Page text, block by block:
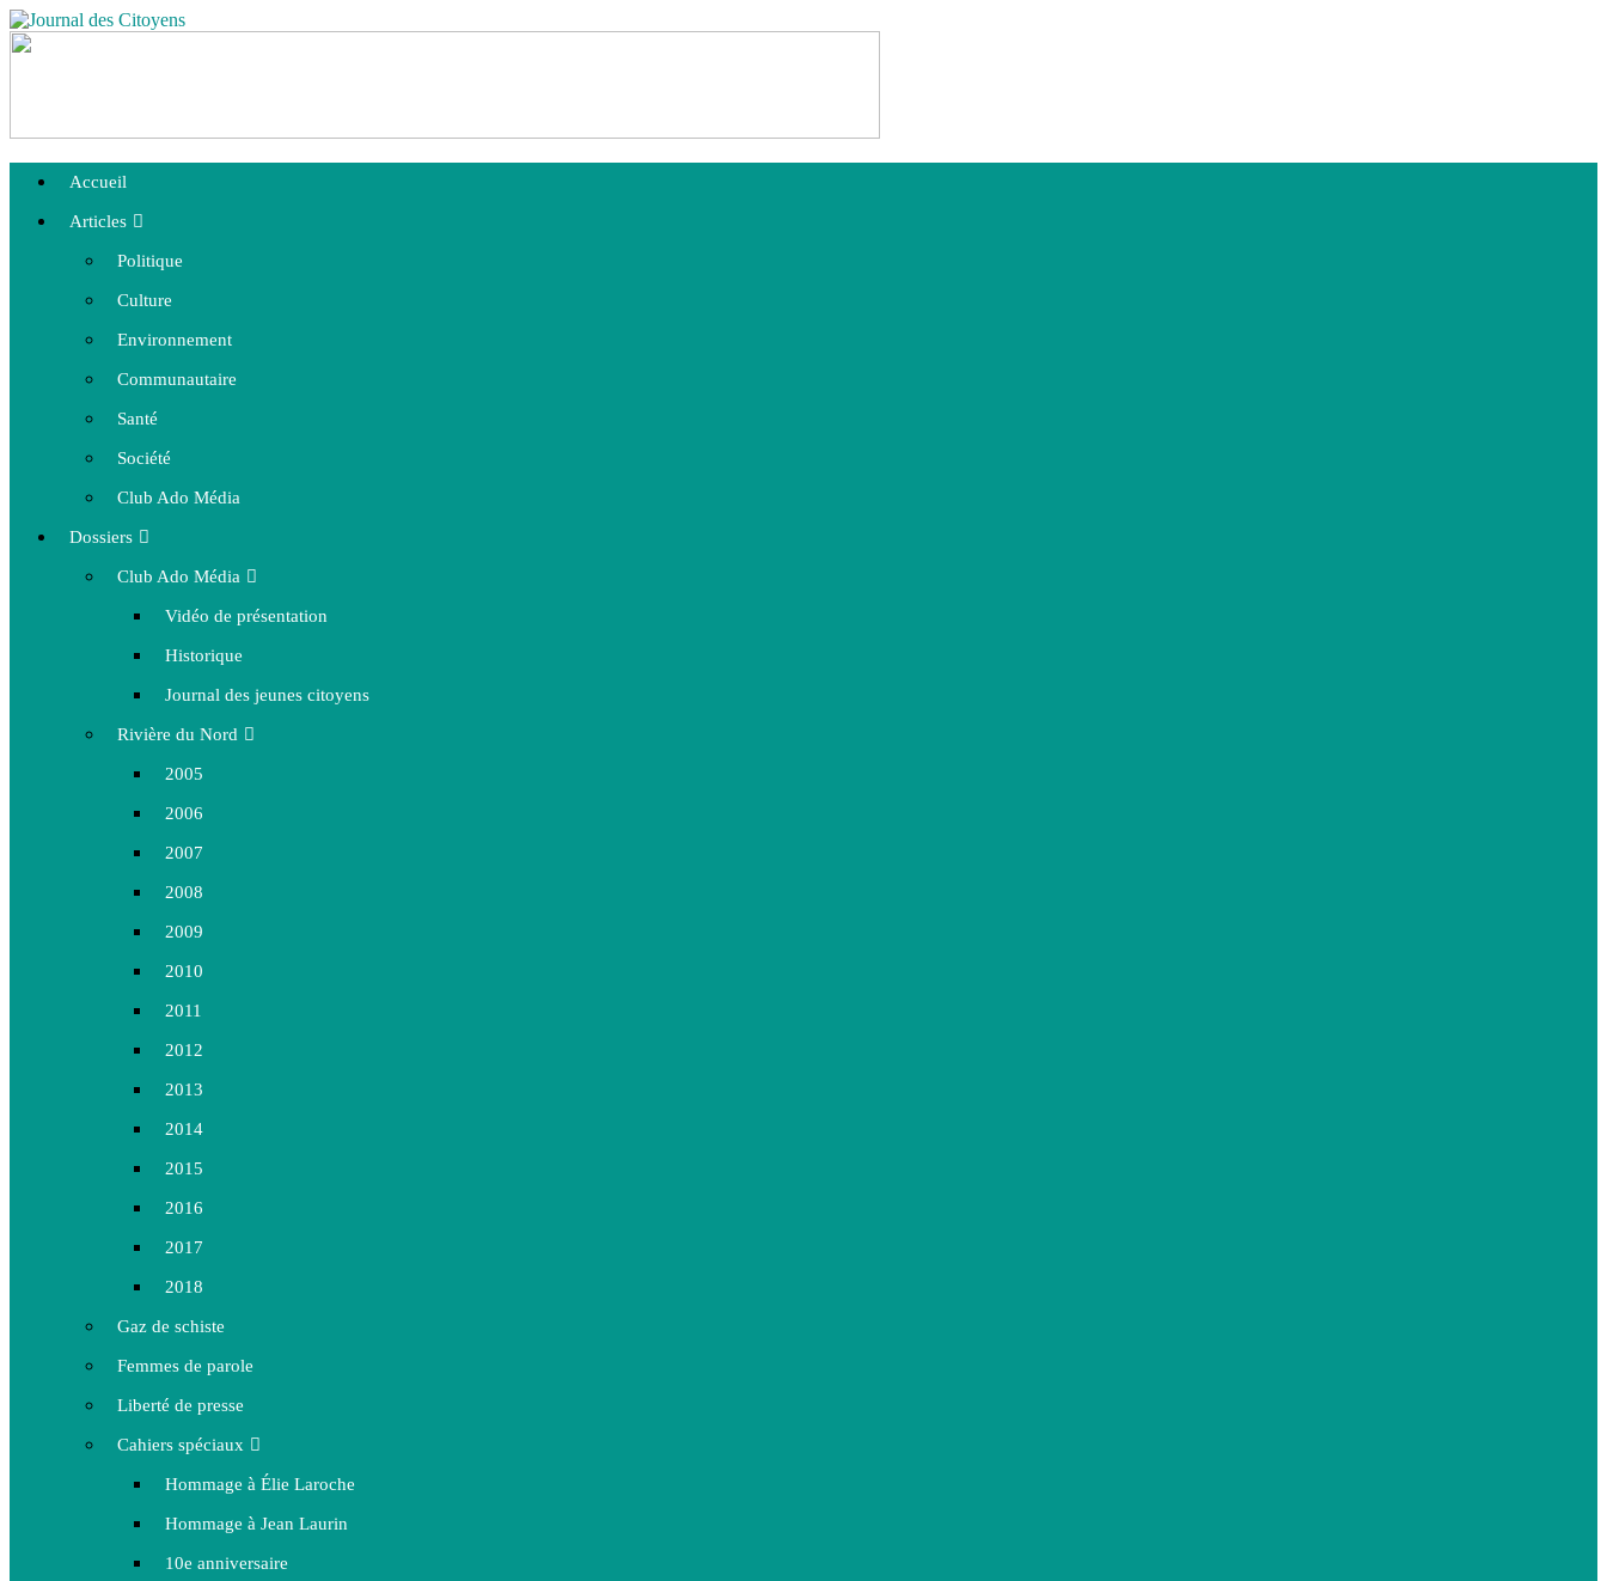
Accueil
Articles
Politique
Culture
Environnement
Communautaire
Santé
Société
Club Ado Média
Dossiers
Club Ado Média
Vidéo de présentation
Historique
Journal des jeunes citoyens
Rivière du Nord
2005
2006
2007
2008
2009
2010
2011
2012
2013
2014
2015
2016
2017
2018
Gaz de schiste
Femmes de parole
Liberté de presse
Cahiers spéciaux
Hommage à Élie Laroche
Hommage à Jean Laurin
10e anniversaire